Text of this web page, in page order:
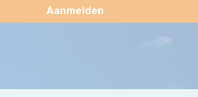
Aanmelden ×